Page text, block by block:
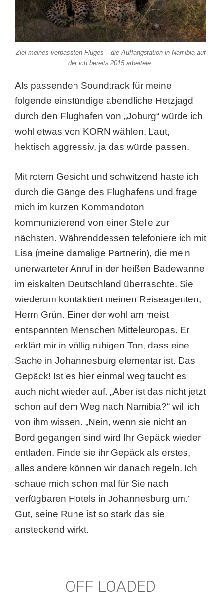
Ziel meines verpassten Fluges – die Auffangstation in Namibia auf
der ich bereits 2015 arbeitete.
Als passenden Soundtrack für meine
folgende einstündige abendliche Hetzjagd
durch den Flughafen von „Joburg“ würde ich
wohl etwas von KORN wählen. Laut,
hektisch aggressiv, ja das würde passen.
Mit rotem Gesicht und schwitzend haste ich
durch die Gänge des Flughafens und frage
mich im kurzen Kommandoton
kommunizierend von einer Stelle zur
nächsten. Währenddessen telefoniere ich mit
Lisa (meine damalige Partnerin), die mein
unerwarteter Anruf in der heißen Badewanne
im eiskalten Deutschland überraschte. Sie
wiederum kontaktiert meinen Reiseagenten,
Herrn Grün. Einer der wohl am meist
entspannten Menschen Mitteleuropas. Er
erklärt mir in völlig ruhigen Ton, dass eine
Sache in Johannesburg elementar ist. Das
Gepäck! Ist es hier einmal weg taucht es
auch nicht wieder auf. „Aber ist das nicht jetzt
schon auf dem Weg nach Namibia?“ will ich
von ihm wissen. „Nein, wenn sie nicht an
Bord gegangen sind wird Ihr Gepäck wieder
entladen. Finde sie ihr Gepäck als erstes,
alles andere können wir danach regeln. Ich
schaue mich schon mal für Sie nach
verfügbaren Hotels in Johannesburg um.“
Gut, seine Ruhe ist so stark das sie
ansteckend wirkt.
OFF LOADED